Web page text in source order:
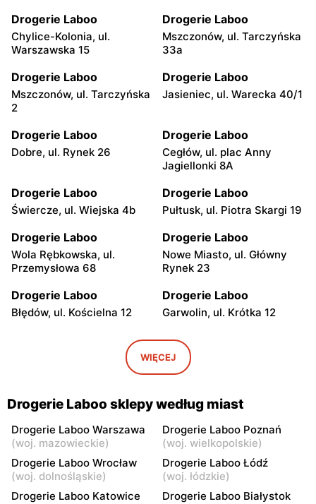
Drogerie Laboo
Chylice-Kolonia, ul.
Warszawska 15
Drogerie Laboo
Mszczonów, ul. Tarczyńska
33a
Drogerie Laboo
Mszczonów, ul. Tarczyńska
2
Drogerie Laboo
Jasieniec, ul. Warecka 40/1
Drogerie Laboo
Dobre, ul. Rynek 26
Drogerie Laboo
Cegłów, ul. plac Anny
Jagiellonki 8A
Drogerie Laboo
Świercze, ul. Wiejska 4b
Drogerie Laboo
Pułtusk, ul. Piotra Skargi 19
Drogerie Laboo
Wola Rębkowska, ul.
Przemysłowa 68
Drogerie Laboo
Nowe Miasto, ul. Główny
Rynek 23
Drogerie Laboo
Błędów, ul. Kościelna 12
Drogerie Laboo
Garwolin, ul. Krótka 12
Łochów, ul. Armii Krajowej
Drogerie Laboo
Magnuszew, ul. Saperów 13
A
Drogerie Laboo
Łaskarzew, ul. Garwolińska
44
Drogerie Laboo
Bulkowo-Kolonia, ul. Płocka
7
Drogerie Laboo
Maciejowice, ul. Rynek 35
Drogerie Laboo
Maciejowice, ul. Rynek 25
Drogerie Laboo Drogerie Laboo
WIĘCEJ
Drogerie Laboo sklepy według miast
Drogerie Laboo Warszawa
(woj. mazowieckie)
Drogerie Laboo Poznań
(woj. wielkopolskie)
Drogerie Laboo Wrocław
(woj. dolnośląskie)
Drogerie Laboo Łódź
(woj. łódzkie)
Drogerie Laboo Katowice
Drogerie Laboo Białystok